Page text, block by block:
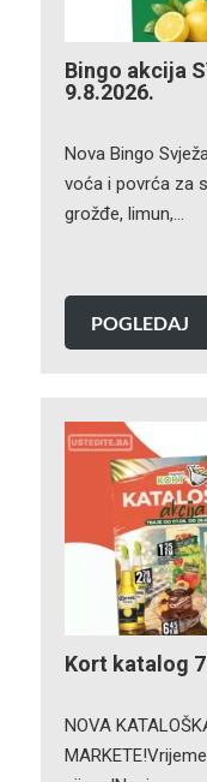
Bingo akcija
9.8.2026.
Nova Bingo
voća i povrća za
grožđe, limun,…
POGLEDAJ
Kort katalog
NOVA